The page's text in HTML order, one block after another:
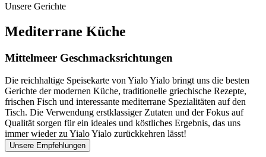
Unsere Gerichte
Mediterrane Küche
Mittelmeer Geschmacksrichtungen
Die reichhaltige Speisekarte von Yialo Yialo bringt uns die besten
Gerichte der modernen Küche, traditionelle griechische Rezepte,
frischen Fisch und interessante mediterrane Spezialitäten auf den
Tisch. Die Verwendung erstklassiger Zutaten und der Fokus auf
Qualität sorgen für ein ideales und köstliches Ergebnis, das uns
immer wieder zu Yialo Yialo zurückkehren lässt!
Unsere Empfehlungen